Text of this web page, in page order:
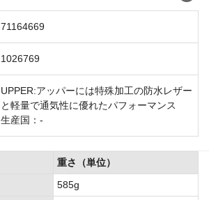
71164669
1026769
UPPER:アッパーには特殊加工の防水レザー
と軽量で通気性に優れたパフォーマンス
生産国：-
重さ（単位）
585g